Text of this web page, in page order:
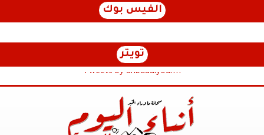
الفيس بوك
تويتر
Tweets by anbaaalyoum1